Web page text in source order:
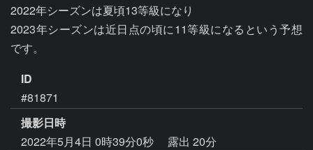
2022年シーズンは夏頃13等級になり
2023年シーズンは近日点の頃に11等級になるという予想
です。
ID
#81871
撮影日時
2022年5月4日 0時39分0秒
露出 20分